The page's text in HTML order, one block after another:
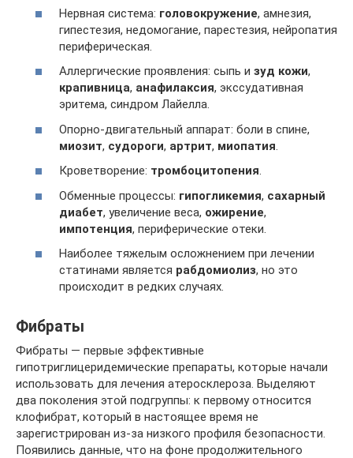
Нервная система: головокружение, амнезия,
гипестезия, недомогание, парестезия, нейропатия
периферическая.
Аллергические проявления: сыпь и зуд кожи,
крапивница, анафилаксия, экссудативная
эритема, синдром Лайелла.
Опорно-двигательный аппарат: боли в спине,
миозит, судороги, артрит, миопатия
Кроветворение: тромбоцитопения.
Обменные процессы: гипогликемия, сахарный
диабет, увеличение веса, ожирение,
импотенция, периферические отеки.
Наиболее тяжелым осложнением при лечении
статинами является рабдомиолиз, но это
происходит в редких случаях.
Фибраты
Фибраты — первые эффективные
гипотриглицеридемические препараты, которые начали
использовать для лечения атеросклероза. Выделяют
два поколения этой подгруппы: к первому относится
клофибрат, который в настоящее время не
зарегистрирован из‑за низкого профиля безопасности.
Появились данные, что на фоне продолжительного